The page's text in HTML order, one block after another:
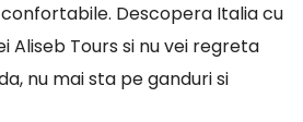
Descopera Italia cu
Aliseb Tours si nu vei regreta
nu mai sta pe ganduri si